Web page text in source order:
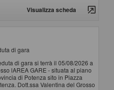
Visualizza scheda
di gara
di gara si terrà il 05/08/2026 a
lAREA GARE - situata al piano
di Potenza sito in Piazza
Dott.ssa Valentina del Grosso